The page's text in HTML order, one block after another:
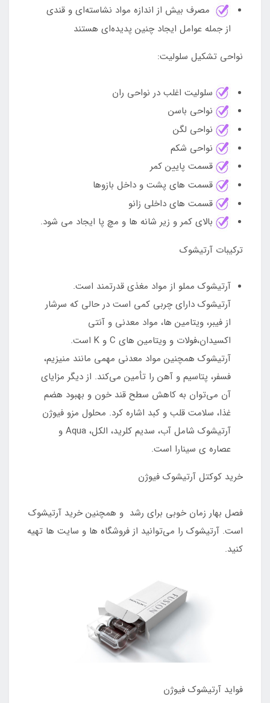
مصرف بیش از اندازه مواد نشاسته‌ای و قندی
از جمله عوامل ایجاد چنین پدیده‌ای هستند
نواحی تشکیل سلولیت:
سلولیت اغلب در نواحی ران
نواحی باسن
نواحی لگن
نواحی شکم
قسمت پایین کمر
قسمت های پشت و داخل بازوها
قسمت های داخلی زانو
بالای کمر و زیر شانه ها و مچ پا ایجاد می شود.
ترکیبات آرتیشوک
آرتیشوک مملو از مواد مغذی قدرتمند است.
آرتیشوک دارای چربی کمی است در حالی که سرشار
از فیبر، ویتامین ها، مواد معدنی و آنتی
اکسیدان،فولات و ویتامین های C و K است.
آرتیشوک همچنین مواد معدنی مهمی مانند منیزیم،
فسفر، پتاسیم و آهن را تأمین می‌کند. از دیگر مزایای
آن می‌توان به کاهش سطح قند خون و بهبود هضم
غذا، سلامت قلب و کبد اشاره کرد. محلول مزو فیوژن
آرتیشوک شامل آب، سدیم کلرید، الکل، Aqua و
عصاره ی سینارا است.
خرید کوکتل آرتیشوک فیوژن
فصل بهار زمان خوبی برای رشد و همچنین خرید آرتیشوک
است. آرتیشوک را می‌توانید از فروشگاه ها و سایت ها تهیه
کنید.
فواید آرتیشوک فیوژن